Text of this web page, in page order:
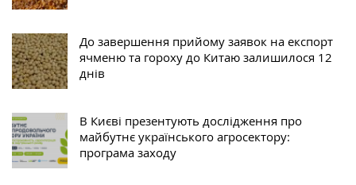
До завершення прийому заявок на експорт
ячменю та гороху до Китаю залишилося 12
днів
В Києві презентують дослідження про
майбутнє українського агросектору:
програма заходу